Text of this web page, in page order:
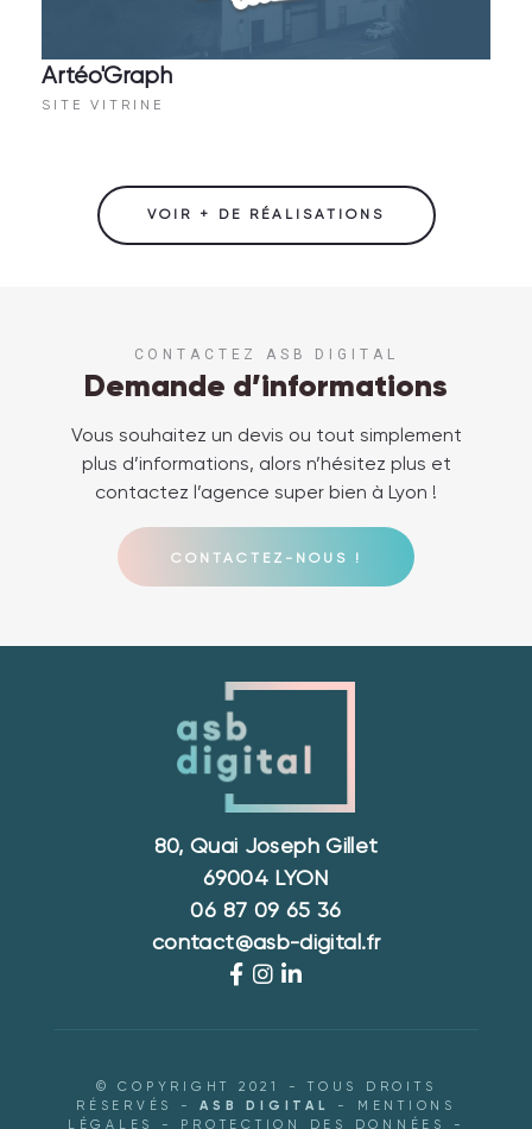
Artéo'Graph
SITE VITRINE
VOIR + DE RÉALISATIONS
CONTACTEZ ASB DIGITAL
Demande d’informations
Vous souhaitez un devis ou tout simplement
plus d’informations, alors n’hésitez plus et
contactez l’agence super bien à Lyon !
CONTACTEZ-NOUS !
80, Quai Joseph Gillet
69004 LYON
06 87 09 65 36
contact@asb-digital.fr
© COPYRIGHT 2021 - TOUS DROITS
RÉSERVÉS -ASB DIGITAL -
MENTIONS
LÉGALES
- PROTECTION DES DONNÉES -